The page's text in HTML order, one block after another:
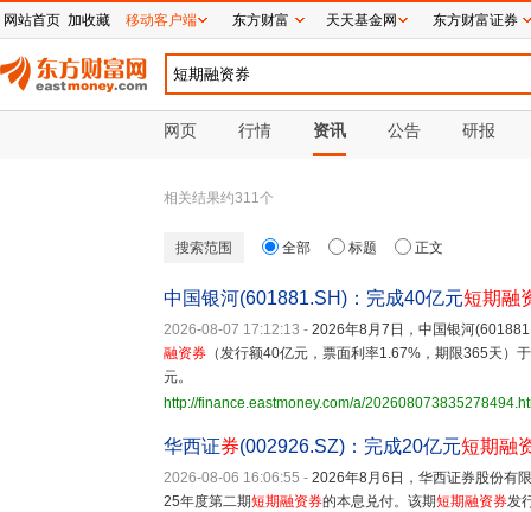
网页 行情 资讯 公告 研报
相关结果约311个
搜索范围 全部 标题 正文
中国银河(601881.SH)：完成40亿元短期融
2026-08-07 17:12:13 - 2026年8月7日，中国银河
融资券 （发行额40亿元，票面利率1.67%，期限365天
元。
http://finance.eastmoney.com/a/
华西证券(002926.SZ)：完成20亿元短期融
2026-08-06 16:06:55 - 2026年8月6日，华西证券股份有
25年度第二期短期融资券的本息兑付。该期短期融资券发
网站首页 加收藏 移动客户端 东方财富 天天基金网 东方财富证券